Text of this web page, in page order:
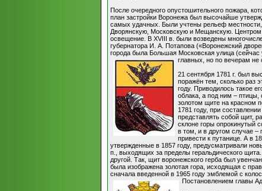
После очередного опустошительного пожара,
план застройки Воронежа был высочайше
самых удачных. Были учтены рельеф местности,
Дворянскую, Московскую и Мещанскую. Центром
освещение. В XVIII в. были возведены
губернатора И. А. Потапова («Воронежский
города была Большая Московская улица
главных, но по вечерам не
21 сентября 1781 г. был
поражён тем, сколько раз
году. Приводилось такое
облака, а под ним –
золотом щите на красном
1781 году, при
представлять собой щит,
склоне горы опрокинутый
в том, и в другом случае
привести к путанице. А в
утвержденные в 1857 году, предусматривали
п., выходящих за пределы геральдического
другой. Так, щит воронежского герба был
была изображена золотая гора, исходящая с
сначала введенной в 1965 году эмблемой с
Постановлением главы